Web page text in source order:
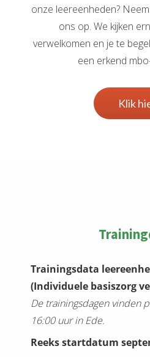
onze leereenheden?
ons op. We kijken
verwelkomen en je te
een erkend
Klik
Trainingsdata
(Individuele basiszorg
De trainingsdagen vinden
16:00 uur in Ede.
Reeks startdatum